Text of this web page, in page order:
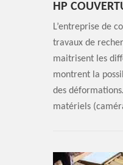
HP
L’entreprise de
travaux de
maitrisent les
montrent la
des
matériels